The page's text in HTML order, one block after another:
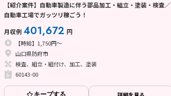
【紹介案件】自動車製造に伴う部品加工・組立・塗装・検査／
自動車工場でガッツリ稼ごう！
月収例 401,672 円
【時給】1,750円～
山口県防府市
検査、組立・組付け、加工、塗装
60143-00
キープする